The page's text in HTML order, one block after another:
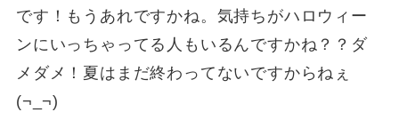
です！もうあれですかね。気持ちがハロウィー
ンにいっちゃってる人もいるんですかね？？ダ
メダメ！夏はまだ終わってないですからねぇ
(¬_¬)